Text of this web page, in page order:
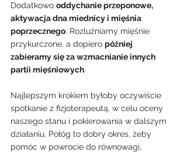
Dodatkowo oddychanie przeponowe,
aktywacja dna miednicy i mięśnia
poprzecznego. Rozluźniamy mięśnie
przykurczone, a dopiero później
zabieramy się za wzmacnianie innych
partii mięśniowych.
Najlepszym krokiem byłoby oczywiście
spotkanie z fizjoterapeutą, w celu oceny
naszego stanu i pokierowania w dalszym
działaniu. Połóg to dobry okres, żeby
pomóc w powrocie do równowagi,